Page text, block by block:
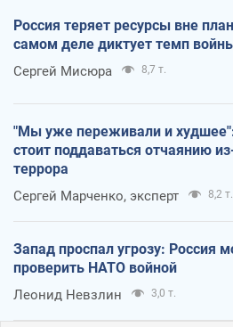
Россия теряет ресурсы вне
самом деле диктует темп
Сергей Мисюра 8,7 т.
"Мы уже переживали и
стоит поддаваться отчаянию
террора
Сергей Марченко, эксперт 8,2 т.
Запад проспал угрозу: Россия
проверить НАТО войной
Леонид Невзлин 3,0 т.